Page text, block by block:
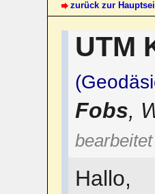
zurück zur
UTM
Fobs,
Hallo,